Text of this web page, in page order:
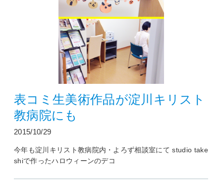
表コミ生美術作品が淀川キリスト
教病院にも
2015/10/29
今年も淀川キリスト教病院内・よろず相談室にて studio take
shiで作ったハロウィーンのデコ